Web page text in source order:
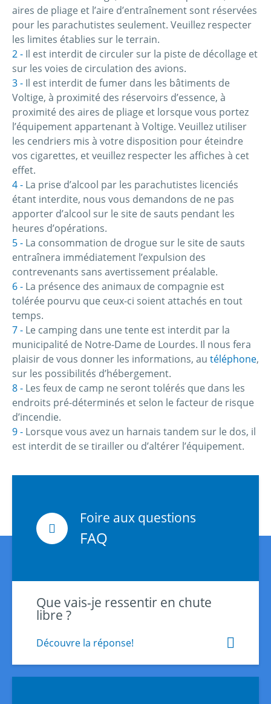
aires de pliage et l’aire d’entraînement sont réservées
pour les parachutistes seulement. Veuillez respecter
les limites établies sur le terrain.
Il est interdit de circuler sur la piste de décollage et
sur les voies de circulation des avions.
Il est interdit de fumer dans les bâtiments de
Voltige, à proximité des réservoirs d’essence, à
proximité des aires de pliage et lorsque vous portez
l’équipement appartenant à Voltige. Veuillez utiliser
les cendriers mis à votre disposition pour éteindre
vos cigarettes, et veuillez respecter les affiches à cet
effet.
La prise d’alcool par les parachutistes licenciés
étant interdite, nous vous demandons de ne pas
apporter d’alcool sur le site de sauts pendant les
heures d’opérations.
La consommation de drogue sur le site de sauts
entraînera immédiatement l’expulsion des
contrevenants sans avertissement préalable.
La présence des animaux de compagnie est
tolérée pourvu que ceux-ci soient attachés en tout
temps.
Le camping dans une tente est interdit par la
municipalité de Notre-Dame de Lourdes. Il nous fera
plaisir de vous donner les informations, au téléphone,
sur les possibilités d’hébergement.
Les feux de camp ne seront tolérés que dans les
endroits pré-déterminés et selon le facteur de risque
d’incendie.
Lorsque vous avez un harnais tandem sur le dos, il
est interdit de se tirailler ou d’altérer l’équipement.
Foire aux questions
FAQ
Que vais-je ressentir en chute
libre ?
Découvre la réponse!